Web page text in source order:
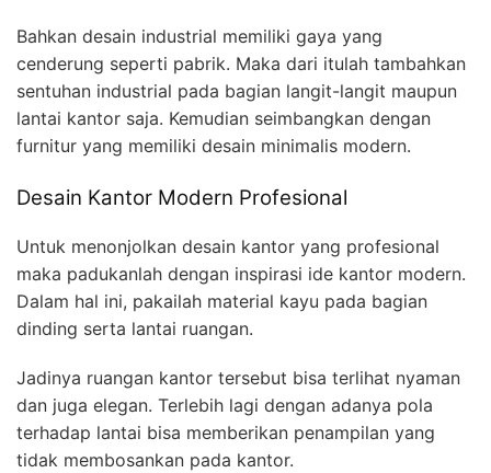
Bahkan desain industrial memiliki gaya yang
cenderung seperti pabrik. Maka dari itulah tambahkan
sentuhan industrial pada bagian langit-langit maupun
lantai kantor saja. Kemudian seimbangkan dengan
furnitur yang memiliki desain minimalis modern.
Desain Kantor Modern Profesional
Untuk menonjolkan desain kantor yang profesional
maka padukanlah dengan inspirasi ide kantor modern.
Dalam hal ini, pakailah material kayu pada bagian
dinding serta lantai ruangan.
Jadinya ruangan kantor tersebut bisa terlihat nyaman
dan juga elegan. Terlebih lagi dengan adanya pola
terhadap lantai bisa memberikan penampilan yang
tidak membosankan pada kantor.